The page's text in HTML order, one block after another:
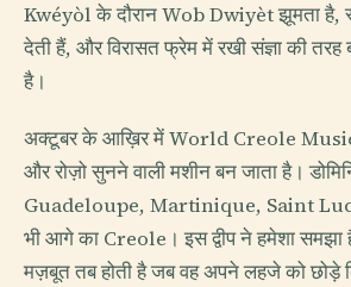
Kwéyòl के दौरान Wob Dwiyèt झूमता है,
देती हैं, और विरासत फ्रेम में रखी संज्ञा की तरह
है।
अक्टूबर के आख़िर में World Creole
और रोज़ो सुनने वाली मशीन बन जाता है।
Guadeloupe, Martinique, Saint
भी आगे का Creole। इस द्वीप ने हमेशा समझा
मज़बूत तब होती है जब वह अपने लहजे को छोड़े